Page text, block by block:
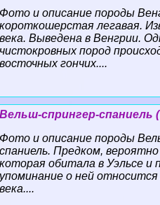
Фото и описание породы
короткошерстая легавая.
века. Выведена в Венгрии.
чистокровных пород
восточных гончих....
Вельш-спрингер-спаниель
Фото и описание породы
спаниель. Предком,
которая обитала в Уэльсе и
упоминание о ней относится
века....